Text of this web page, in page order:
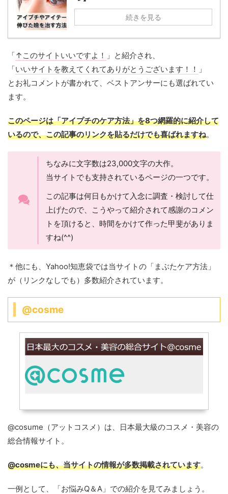
続きを見る
「↑このサイトいいですよ！ 」と紹介され、
「いいサイトを教えてくれてありがとうございます！！ 」
とお礼コメントが書かれて、ベストアンサーにも選ばれてい
ます。
このページは「アイプチのケア方法」を8つ網羅的に紹介して
いるので、この記事のリンクを貼るだけでも喜ばれますね。
ちなみに文字数は23,000文字の大作。
当サイトでも支持されているページの一つです。
この記事は何日もかけて入念に調査・検討して仕
上げたので、こうやって紹介されて感謝のコメン
トを頂けると、時間をかけて作った甲斐がありま
すね(^^)
＊他にも、Yahoo!知恵袋では当サイトの「まぶたケア方法」
が（リンクなしでも）多数紹介されています。
@cosme
@cosume（アットコスメ）は、日本最大級のコスメ・美容の
総合情報サイト。
@cosmeにも、当サイトの情報が多数掲載されています。
一例として、「お悩みQ＆A」での紹介を見てみましょう。